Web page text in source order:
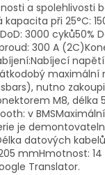
a spolehlivosti
při 25°C:
3000
300 A
nutno
M8, délka
v
je
datových
mmHmotnost:
Translator.